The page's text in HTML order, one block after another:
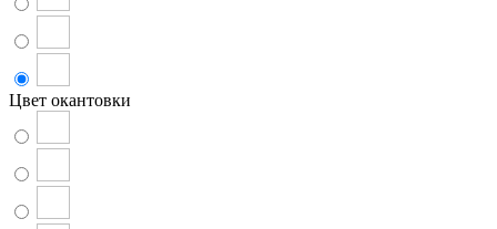
Цвет окантовки